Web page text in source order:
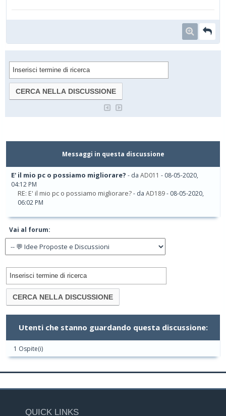
Messaggi in questa discussione
E' il mio pc o possiamo migliorare? - da AD011 - 08-05-2020,
04:12 PM
RE: E' il mio pc o possiamo migliorare?- da AD189- 08-05-2020,
06:02 PM
Vai al forum:
Utenti che stanno guardando questa discussione:
1 Ospite(i)
QUICK LINKS